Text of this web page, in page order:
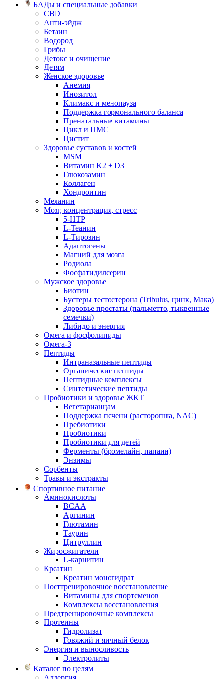
БАДы и специальные добавки
CBD
Анти-эйдж
Бетаин
Водород
Грибы
Детокс и очищение
Детям
Женское здоровье
Анемия
Инозитол
Климакс и менопауза
Поддержка гормонального баланса
Пренатальные витамины
Цикл и ПМС
Цистит
Здоровье суставов и костей
MSM
Витамин K2 + D3
Глюкозамин
Коллаген
Хондроитин
Меланин
Мозг, концентрация, стресс
5-HTP
L-Теанин
L-Тирозин
Адаптогены
Магний для мозга
Родиола
Фосфатидилсерин
Мужское здоровье
Биотин
Бустеры тестостерона (Tribulus, цинк, Мака)
Здоровье простаты (пальметто, тыквенные
семечки)
Либидо и энергия
Омега и фосфолипиды
Омега-3
Пептиды
Интраназальные пептиды
Органические пептиды
Пептидные комплексы
Синтетические пептиды
Пробиотики и здоровье ЖКТ
Вегетарианцам
Поддержка печени (расторопша, NAC)
Пребиотики
Пробиотики
Пробиотики для детей
Ферменты (бромелайн, папаин)
Энзимы
Сорбенты
Травы и экстракты
Спортивное питание
Аминокислоты
BCAA
Аргинин
Глютамин
Таурин
Цитруллин
Жиросжигатели
L-карнитин
Креатин
Креатин моногидрат
Посттренировочное восстановление
Витамины для спортсменов
Комплексы восстановления
Предтренировочные комплексы
Протеины
Гидролизат
Говяжий и яичный белок
Энергия и выносливость
Электролиты
Каталог по целям